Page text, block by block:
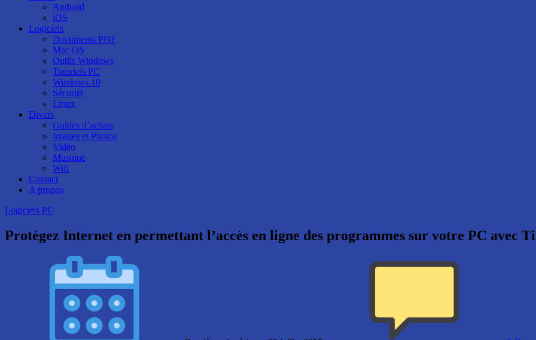
Android
iOS
Logiciels
Documents PDF
Mac OS
Outils Windows
Tutoriels PC
Windows 10
Sécurité
Linux
Divers
Guides d’achats
Images et Photos
Vidéo
Musique
Wifi
Contact
A propos
Logiciels PC
Protégez Internet en permettant l’accès en ligne des programmes sur votre PC avec